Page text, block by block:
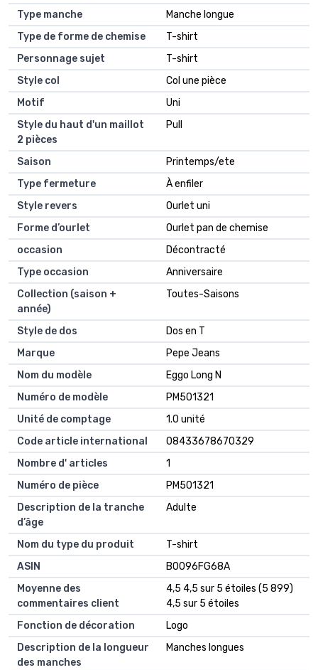
Type manche
Manche longue
Type de forme de chemise
T-shirt
Personnage sujet
T-shirt
Style col
Col une pièce
Motif
Uni
Style du haut d'un maillot
2 pièces
Pull
Saison
Printemps/ete
Type fermeture
À enfiler
Style revers
Ourlet uni
Forme d’ourlet
Ourlet pan de chemise
occasion
Décontracté
Type occasion
Anniversaire
Collection (saison +
année)
Toutes-Saisons
Style de dos
Dos en T
Marque
Pepe Jeans
Nom du modèle
Eggo Long N
Numéro de modèle
PM501321
Unité de comptage
1.0 unité
Code article international
08433678670329
Nombre d' articles
1
Numéro de pièce
PM501321
Description de la tranche
d’âge
Adulte
Nom du type du produit
T-shirt
ASIN
B0096FG68A
Moyenne des
commentaires client
4,5 4,5 sur 5 étoiles (5 899)
4,5 sur 5 étoiles
Fonction de décoration
Logo
Description de la longueur
des manches
Manches longues